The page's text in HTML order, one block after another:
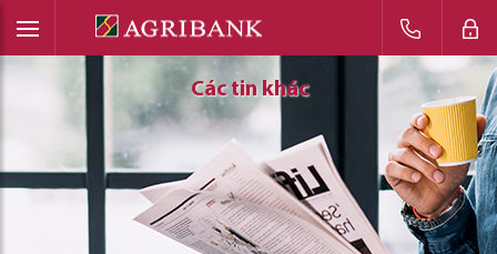
Các tin khác
Các tin khác
Các tin khác